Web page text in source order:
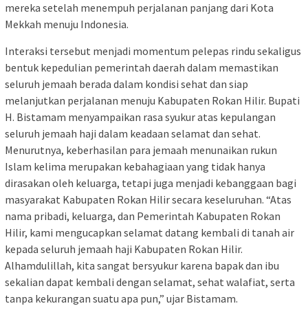
mereka setelah menempuh perjalanan panjang dari Kota
Mekkah menuju Indonesia.
Interaksi tersebut menjadi momentum pelepas rindu sekaligus
bentuk kepedulian pemerintah daerah dalam memastikan
seluruh jemaah berada dalam kondisi sehat dan siap
melanjutkan perjalanan menuju Kabupaten Rokan Hilir. Bupati
H. Bistamam menyampaikan rasa syukur atas kepulangan
seluruh jemaah haji dalam keadaan selamat dan sehat.
Menurutnya, keberhasilan para jemaah menunaikan rukun
Islam kelima merupakan kebahagiaan yang tidak hanya
dirasakan oleh keluarga, tetapi juga menjadi kebanggaan bagi
masyarakat Kabupaten Rokan Hilir secara keseluruhan. “Atas
nama pribadi, keluarga, dan Pemerintah Kabupaten Rokan
Hilir, kami mengucapkan selamat datang kembali di tanah air
kepada seluruh jemaah haji Kabupaten Rokan Hilir.
Alhamdulillah, kita sangat bersyukur karena bapak dan ibu
sekalian dapat kembali dengan selamat, sehat walafiat, serta
tanpa kekurangan suatu apa pun,” ujar Bistamam.